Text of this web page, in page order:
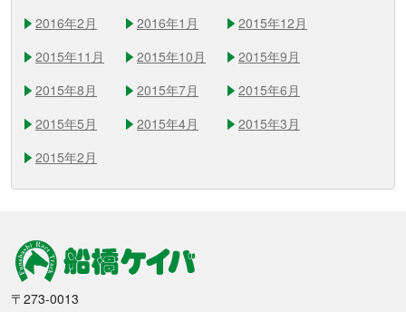
2016年2月
2016年1月
2015年12月
2015年11月
2015年10月
2015年9月
2015年8月
2015年7月
2015年6月
2015年5月
2015年4月
2015年3月
2015年2月
船橋競馬
〒273-0013